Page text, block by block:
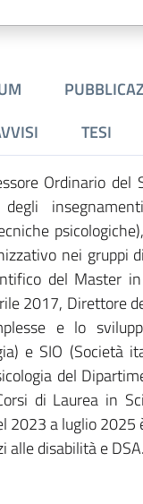
TESI
Ordinario
degli
nei gruppi
del Master
2017, Direttore
e lo
e SIO
del
di Laurea in
2023 a luglio
alle disabilità e DSA.